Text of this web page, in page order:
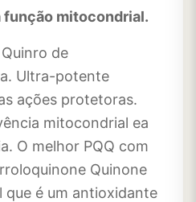
função mitocondrial.
de
Ultra-potente
ações protetoras.
mitocondrial ea
O melhor PQQ com
Quinone
que é um antioxidante